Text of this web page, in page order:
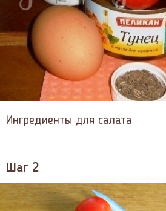
Ингредиенты для салата
Шаг 2